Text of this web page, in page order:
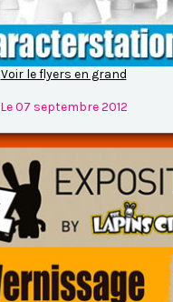
Voir le flyers en grand
Le 07 septembre 2012